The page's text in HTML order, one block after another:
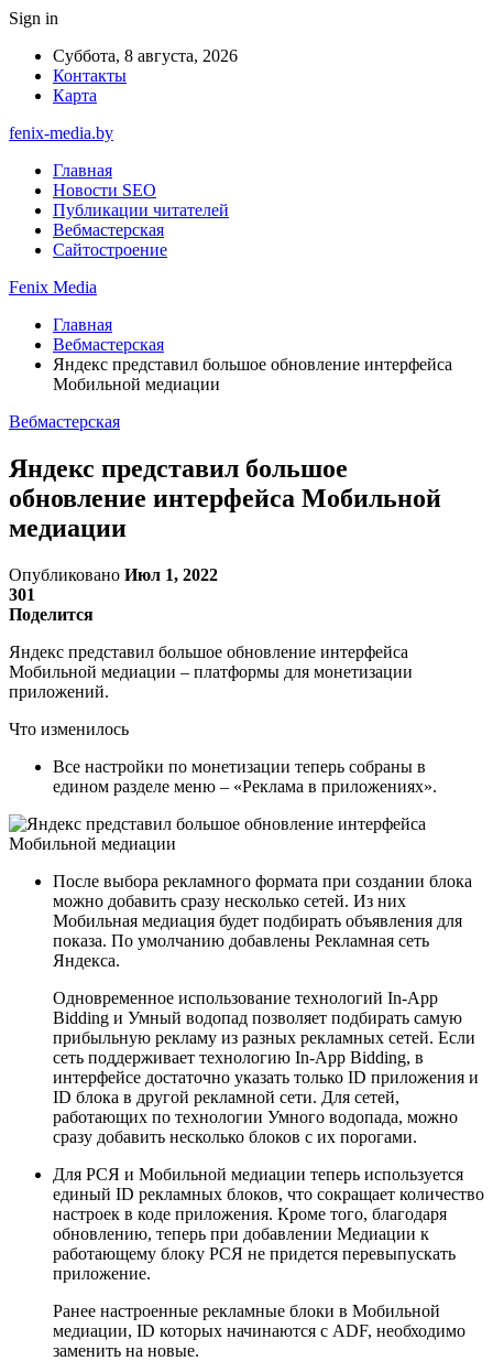
Sign in
Суббота, 8 августа, 2026
Контакты
Карта
fenix-media.by
Главная
Новости SEO
Публикации читателей
Вебмастерская
Сайтостроение
Fenix Media
Главная
Вебмастерская
Яндекс представил большое обновление интерфейса
Мобильной медиации
Вебмастерская
Яндекс представил большое
обновление интерфейса Мобильной
медиации
Опубликовано Июл 1, 2022
301
Поделится
Яндекс представил большое обновление интерфейса
Мобильной медиации – платформы для монетизации
приложений.
Что изменилось
Все настройки по монетизации теперь собраны в
едином разделе меню – «Реклама в приложениях».
После выбора рекламного формата при создании блока
можно добавить сразу несколько сетей. Из них
Мобильная медиация будет подбирать объявления для
показа. По умолчанию добавлены Рекламная сеть
Яндекса.
Одновременное использование технологий In-App
Bidding и Умный водопад позволяет подбирать самую
прибыльную рекламу из разных рекламных сетей. Если
сеть поддерживает технологию In-App Bidding, в
интерфейсе достаточно указать только ID приложения и
ID блока в другой рекламной сети. Для сетей,
работающих по технологии Умного водопада, можно
сразу добавить несколько блоков с их порогами.
Для РСЯ и Мобильной медиации теперь используется
единый ID рекламных блоков, что сокращает количество
настроек в коде приложения. Кроме того, благодаря
обновлению, теперь при добавлении Медиации к
работающему блоку РСЯ не придется перевыпускать
приложение.
Ранее настроенные рекламные блоки в Мобильной
медиации, ID которых начинаются с ADF, необходимо
заменить на новые.